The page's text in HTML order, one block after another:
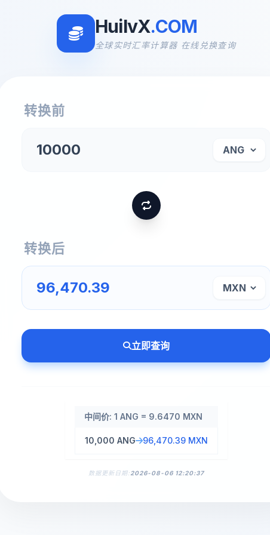
HuilvX.COM
全球实时汇率计算器 在线兑换查询
转换前
转换后
立即查询
中间价: 1 ANG = 9.6470 MXN
10,000 ANG 96,470.39 MXN
数据更新日期:2026-08-06 12:20:37